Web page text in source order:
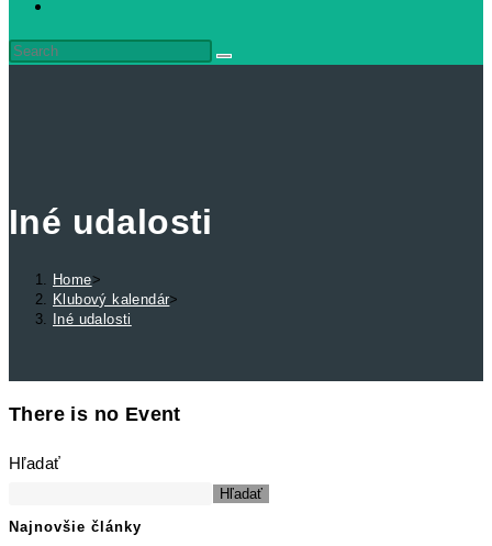
Iné udalosti
Home>
Klubový kalendár>
Iné udalosti
There is no Event
Hľadať
Hľadať
Najnovšie články